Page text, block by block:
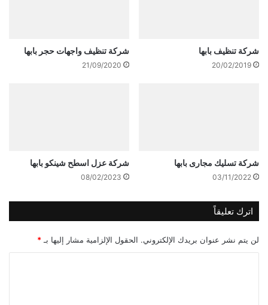
شركة تنظيف بابها
20/02/2019
شركة تنظيف واجهات حجر بابها
21/09/2020
شركة تسليك مجارى بابها
03/11/2022
شركة عزل اسطح شينكو بابها
08/02/2023
اترك تعليقاً
لن يتم نشر عنوان بريدك الإلكتروني. الحقول الإلزامية مشار إليها بـ *